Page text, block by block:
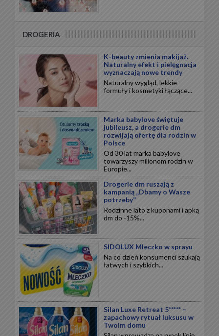
DROGERIA
K-beauty zmienia makijaż.
Naturalny efekt i pielęgnacja
wyznaczają nowe trendy
Naturalny wygląd, lekkie
formuły i kosmetyki łączące...
Marka babylove świętuje
jubileusz, a drogerie dm
rozwijają ofertę dla rodzin w
Polsce
Od 30 lat marka babylove
towarzyszy milionom rodzin w
Europie...
Drogerie dm ruszają z
kampanią „Dbamy o Wasze
potrzeby”
Rodzinne lato z kuponami i apką
dm do -15%...
SIDOLUX Mleczko w sprayu
Na co dzień konsumenci szukają
łatwych i szybkich...
Silan Luxe Retreat 5***** –
zapachowy rytuał luksusu w
Twoim domu